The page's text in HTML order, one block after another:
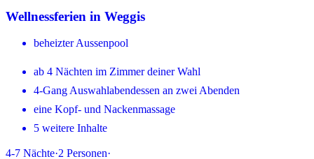
Wellnessferien in Weggis
beheizter Aussenpool
ab 4 Nächten im Zimmer deiner Wahl
4-Gang Auswahlabendessen an zwei Abenden
eine Kopf- und Nackenmassage
5 weitere Inhalte
4-7 Nächte·2 Personen·